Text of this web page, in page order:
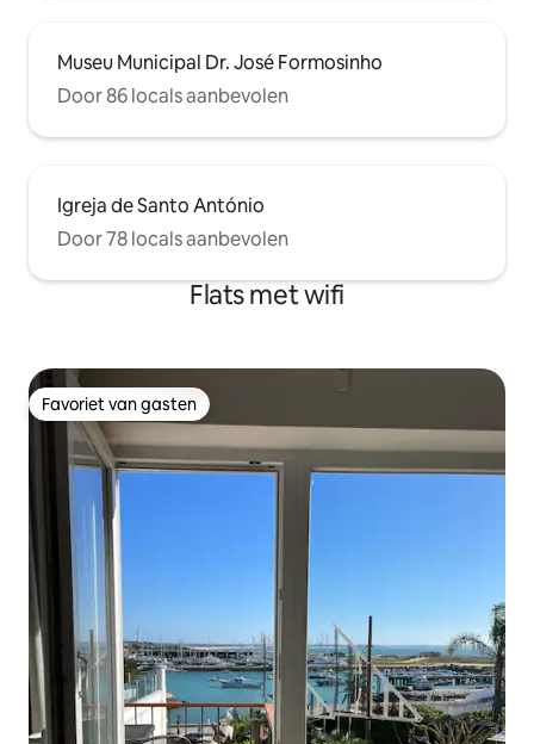
Museu Municipal Dr. José Formosinho
Door 86 locals aanbevolen
Igreja de Santo António
Door 78 locals aanbevolen
Flats met wifi
Favoriet van gasten
Favoriet van gasten